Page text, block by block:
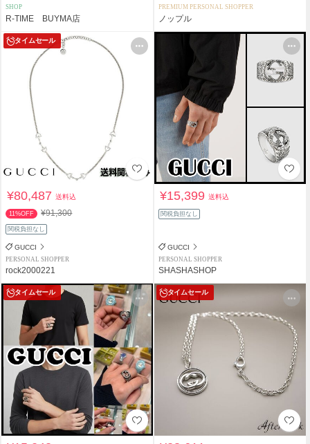
SHOP
R-TIME BUYMA店
PREMIUM PERSONAL SHOPPER
ノップル
タイムセール
¥80,487送料込
11%OFF ¥91,300
関税負担なし
GUCCI
PERSONAL SHOPPER
rock2000221
¥15,399送料込
関税負担なし
GUCCI
PERSONAL SHOPPER
SHASHASHOP
タイムセール タイムセール